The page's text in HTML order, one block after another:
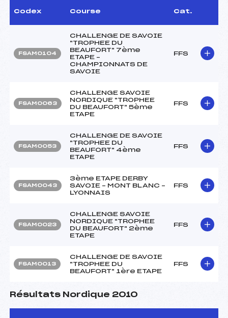
Codex Course Cat.
FSAM0104
CHALLENGE DE SAVOIE
"TROPHEE DU
BEAUFORT" 7ème
ETAPE –
CHAMPIONNATS DE
SAVOIE
FFS
FSAM0063
CHALLENGE SAVOIE
NORDIQUE "TROPHEE
DU BEAUFORT" 5ème
ETAPE
FFS
FSAM0053
CHALLENGE DE SAVOIE
"TROPHEE DU
BEAUFORT" 4ème
ETAPE
FFS
FSAM0043
3ème ETAPE DERBY
SAVOIE – MONT BLANC –
LYONNAIS
FFS
FSAM0023
CHALLENGE SAVOIE
NORDIQUE "TROPHEE
DU BEAUFORT" 2ème
ETAPE
FFS
FSAM0013
CHALLENGE DE SAVOIE
"TROPHEE DU
BEAUFORT" 1ère ETAPE
FFS
Résultats Nordique 2010